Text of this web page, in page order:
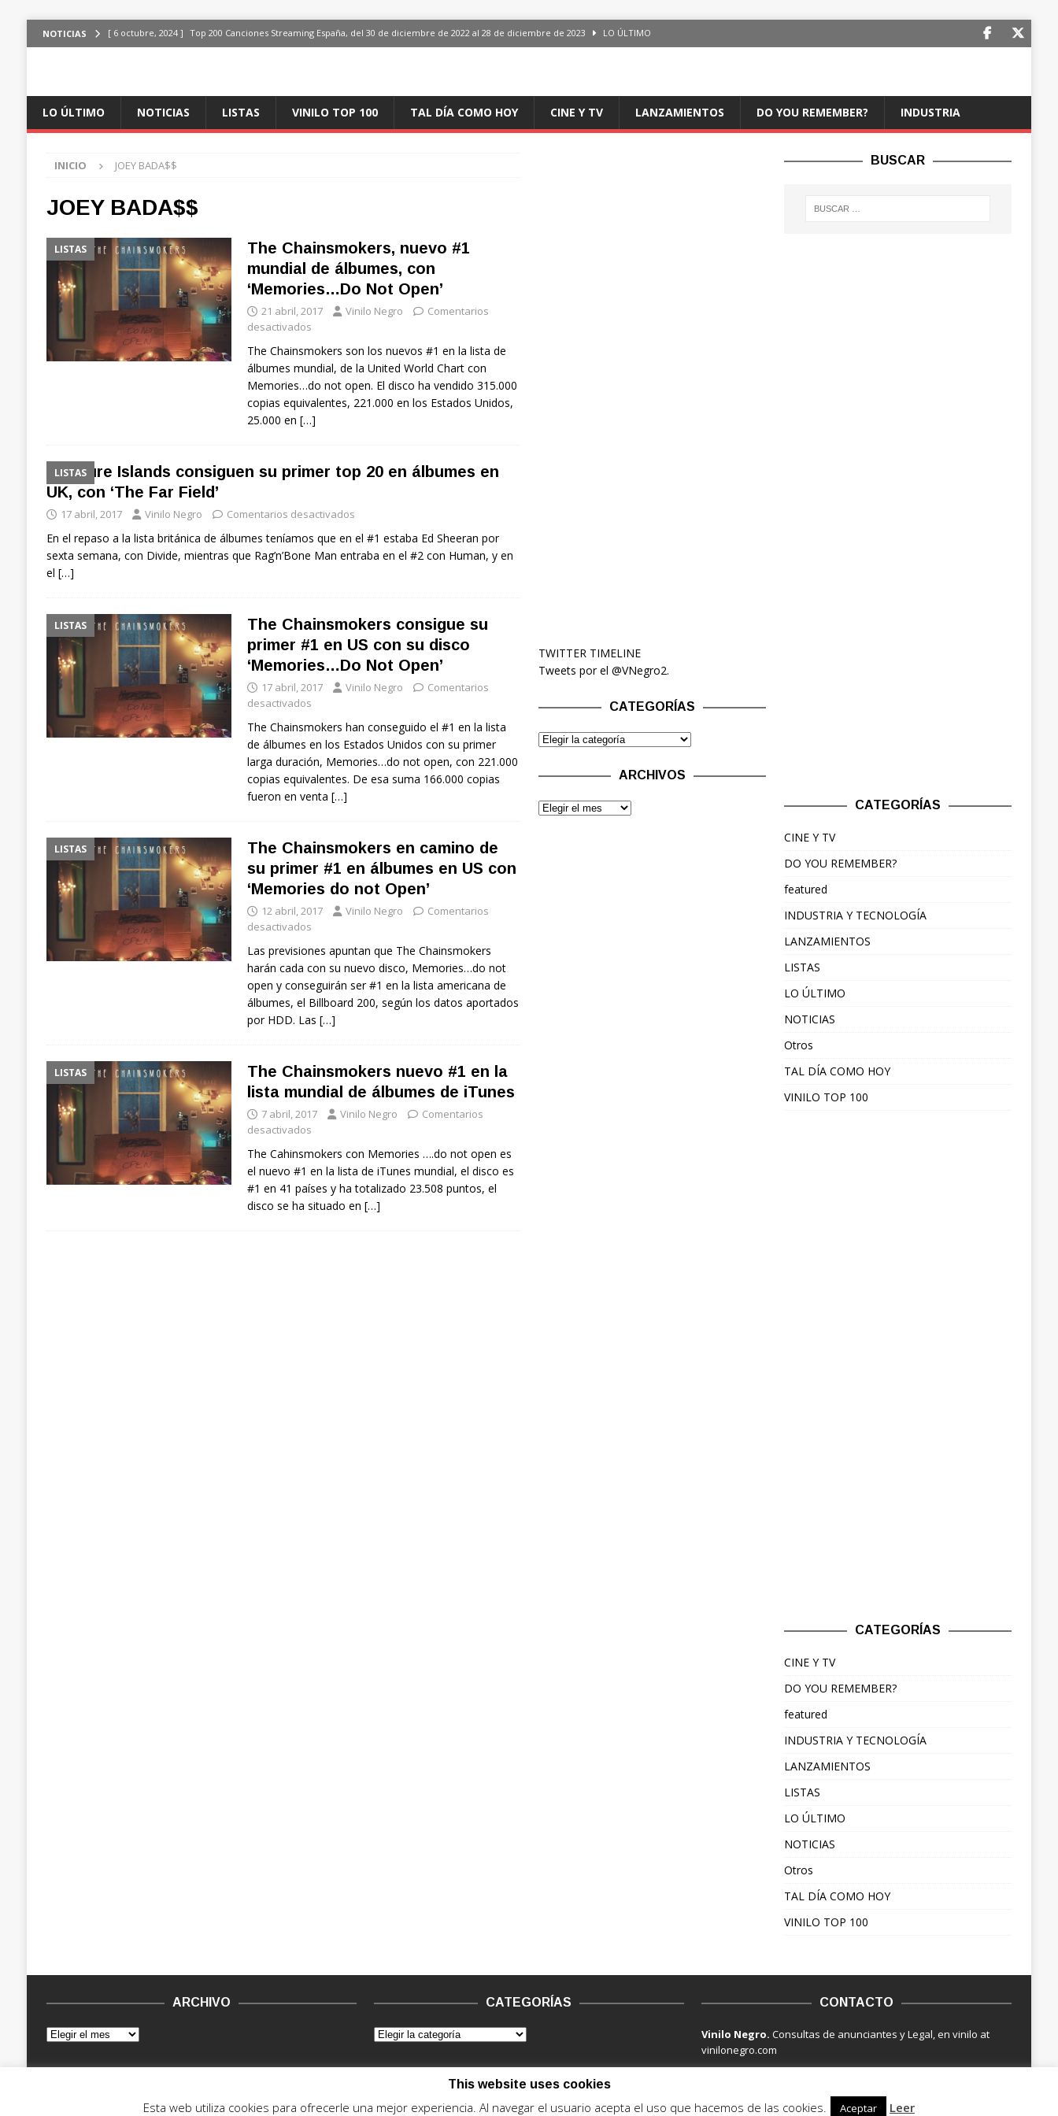
NOTICIAS [ 6 octubre, 2024 ] Top 200 Canciones Streaming España, del 30 de diciembre de 2022 al 28 de diciembre de 2023 LO ÚLTIMO
ÚLTIMO
ÚLTIMO
LO ÚLTIMO NOTICIAS LISTAS VINILO TOP 100 TAL DÍA COMO HOY CINE Y TV LANZAMIENTOS DO YOU REMEMBER? INDUSTRIA
INICIO JOEY BADA$$
JOEY BADA$$
LISTAS
The Chainsmokers, nuevo #1
mundial de álbumes, con
‘Memories…Do Not Open’
21 abril, 2017 Vinilo Negro
Comentarios
desactivados
The Chainsmokers son los nuevos #1 en la lista de
álbumes mundial, de la United World Chart con
Memories…do not open. El disco ha vendido 315.000
copias equivalentes, 221.000 en los Estados Unidos,
25.000 en […]
LISTAS
Future Islands consiguen su primer top 20 en álbumes en
UK, con ‘The Far Field’
17 abril, 2017 Vinilo Negro Comentarios desactivados
En el repaso a la lista británica de álbumes teníamos que en el #1 estaba Ed Sheeran por
sexta semana, con Divide, mientras que Rag’n’Bone Man entraba en el #2 con Human, y en
el […]
LISTAS
The Chainsmokers consigue su
primer #1 en US con su disco
‘Memories…Do Not Open’
17 abril, 2017 Vinilo Negro
Comentarios
desactivados
The Chainsmokers han conseguido el #1 en la lista
de álbumes en los Estados Unidos con su primer
larga duración, Memories…do not open, con 221.000
copias equivalentes. De esa suma 166.000 copias
fueron en venta […]
LISTAS
The Chainsmokers en camino de
su primer #1 en álbumes en US con
‘Memories do not Open’
12 abril, 2017 Vinilo Negro
Comentarios
desactivados
Las previsiones apuntan que The Chainsmokers
harán cada con su nuevo disco, Memories…do not
open y conseguirán ser #1 en la lista americana de
álbumes, el Billboard 200, según los datos aportados
por HDD. Las […]
LISTAS
The Chainsmokers nuevo #1 en la
lista mundial de álbumes de iTunes
7 abril, 2017 Vinilo Negro
Comentarios
desactivados
The Cahinsmokers con Memories ….do not open es
el nuevo #1 en la lista de iTunes mundial, el disco es
#1 en 41 países y ha totalizado 23.508 puntos, el
disco se ha situado en […]
TWITTER TIMELINE
Tweets por el @VNegro2.
CATEGORÍAS
ARCHIVOS
BUSCAR
CATEGORÍAS
CINE Y TV
DO YOU REMEMBER?
featured
INDUSTRIA Y TECNOLOGÍA
LANZAMIENTOS
LISTAS
LO ÚLTIMO
NOTICIAS
Otros
TAL DÍA COMO HOY
VINILO TOP 100
CATEGORÍAS
CINE Y TV
DO YOU REMEMBER?
featured
INDUSTRIA Y TECNOLOGÍA
LANZAMIENTOS
LISTAS
LO ÚLTIMO
NOTICIAS
Otros
TAL DÍA COMO HOY
VINILO TOP 100
ARCHIVO CATEGORÍAS CONTACTO
Vinilo Negro.Consultas de anunciantes y Legal, en vinilo at
vinilonegro.com
This website uses cookies
Esta web utiliza cookies para ofrecerle una mejor experiencia. Al navegar el usuario acepta el uso que hacemos de las cookies. Aceptar Leer